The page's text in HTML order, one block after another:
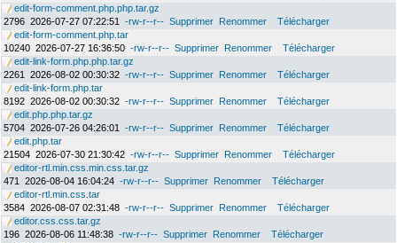
edit-form-comment.php.php.tar.gz
2796 2026-07-27 07:22:51 -rw-r--r-- Supprimer Renommer
Télécharger
edit-form-comment.php.tar
10240 2026-07-27 16:36:50 -rw-r--r-- Supprimer Renommer
Télécharger
edit-link-form.php.php.tar.gz
2261
2026-08-02 00:30:32 -rw-r--r-- Supprimer Renommer
Télécharger
edit-link-form.php.tar
8192 2026-08-02 00:30:32 -rw-r--r-- Supprimer Renommer
Télécharger
edit.php.php.tar.gz
5704 2026-07-26 04:26:01 -rw-r--r-- Supprimer Renommer
Télécharger
edit.php.tar
21504 2026-07-30 21:30:42 -rw-r--r-- Supprimer Renommer
Télécharger
editor-rtl.min.css.min.css.tar.gz
471
2026-08-04 16:04:24 -rw-r--r-- Supprimer Renommer
Télécharger
editor-rtl.min.css.tar
3584 2026-08-07 02:31:48 -rw-r--r-- Supprimer Renommer
Télécharger
editor.css.css.tar.gz
196 2026-08-06 11:48:38 -rw-r--r-- Supprimer Renommer
Télécharger